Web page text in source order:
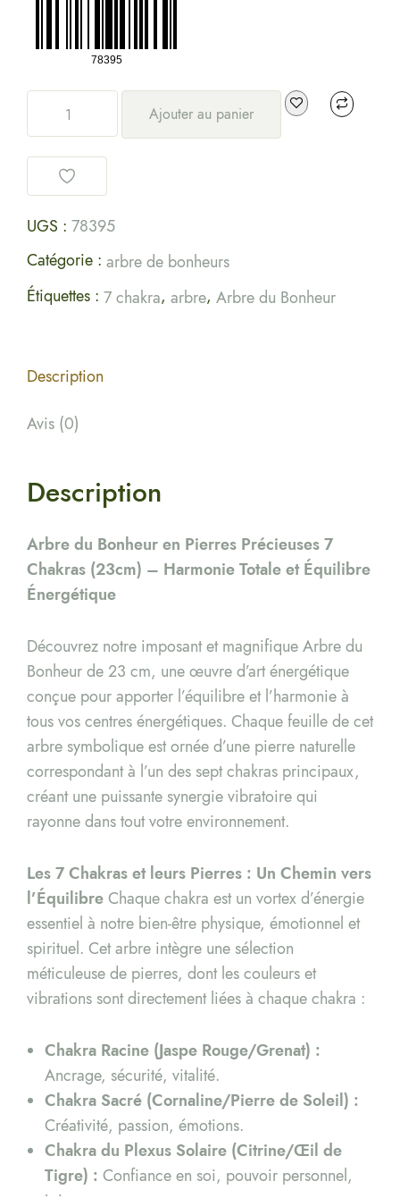
Ajouter au panier
UGS : 78395
Catégorie : arbre de bonheurs
Étiquettes : 7 chakra, arbre, Arbre du Bonheur
Description
Avis (0)
Description
Arbre du Bonheur en Pierres Précieuses 7
Chakras (23cm) – Harmonie Totale et Équilibre
Énergétique
Découvrez notre imposant et magnifique Arbre du
Bonheur de 23 cm, une œuvre d’art énergétique
conçue pour apporter l’équilibre et l’harmonie à
tous vos centres énergétiques. Chaque feuille de cet
arbre symbolique est ornée d’une pierre naturelle
correspondant à l’un des sept chakras principaux,
créant une puissante synergie vibratoire qui
rayonne dans tout votre environnement.
Les 7 Chakras et leurs Pierres : Un Chemin vers
l’ÉquilibreChaque chakra est un vortex d’énergie
essentiel à notre bien-être physique, émotionnel et
spirituel. Cet arbre intègre une sélection
méticuleuse de pierres, dont les couleurs et
vibrations sont directement liées à chaque chakra :
Chakra Racine (Jaspe Rouge/Grenat) :
Ancrage, sécurité, vitalité.
Chakra Sacré (Cornaline/Pierre de Soleil) :
Créativité, passion, émotions.
Chakra du Plexus Solaire (Citrine/Œil de
Tigre) : Confiance en soi, pouvoir personnel,